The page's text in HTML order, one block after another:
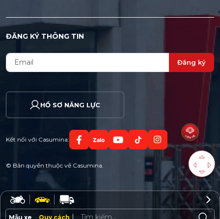
ĐĂNG KÝ THÔNG TIN
Đăng ký
HỒ SƠ NĂNG LỰC
Kết nối với Casumina:
© Bản quyền thuộc về Casumina.
Mẫu xe Quy cách